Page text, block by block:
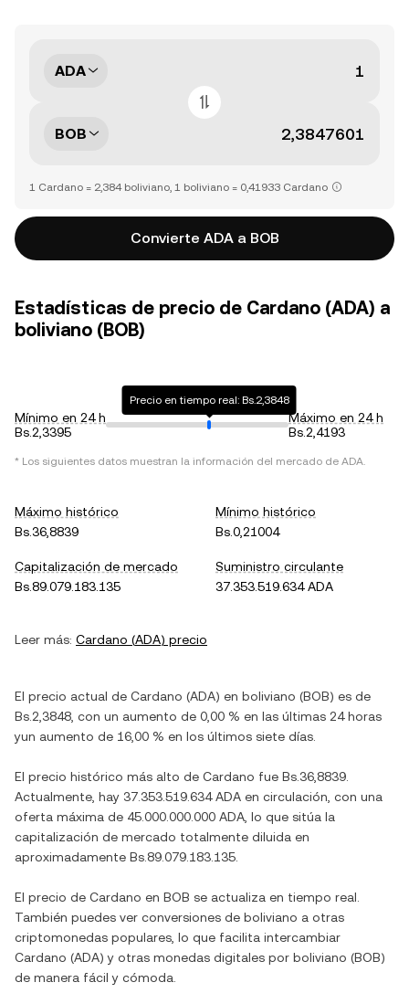
ADA
BOB
1 Cardano = 2,384 boliviano, 1 boliviano = 0,41933 Cardano
Convierte ADA a BOB
Estadísticas de precio de Cardano (ADA) a
boliviano (BOB)
Mínimo en 24 h
Bs.2,3395
Precio en tiempo real: Bs.2,3848
Máximo en 24 h
Bs.2,4193
* Los siguientes datos muestran la información del mercado de ADA.
Máximo histórico
Bs.36,8839
Mínimo histórico
Bs.0,21004
Capitalización de mercado
Bs.89.079.183.135
Suministro circulante
37.353.519.634 ADA
Leer más: Cardano (ADA) precio
El precio actual de Cardano (ADA) en boliviano (BOB) es de
Bs.2,3848 , con un aumento de 0,00 % en las últimas 24 horas
yun aumento de 16,00 % en los últimos siete días.
El precio histórico más alto de Cardano fue Bs.36,8839
Actualmente, hay 37.353.519.634 ADA en circulación, con una
oferta máxima de 45.000.000.000 ADA , lo que sitúa la
capitalización de mercado totalmente diluida en
aproximadamente Bs.89.079.183.135
El precio de Cardano en BOB se actualiza en tiempo real.
También puedes ver conversiones de boliviano a otras
criptomonedas populares, lo que facilita intercambiar
Cardano (ADA) y otras monedas digitales por boliviano (BOB)
de manera fácil y cómoda.